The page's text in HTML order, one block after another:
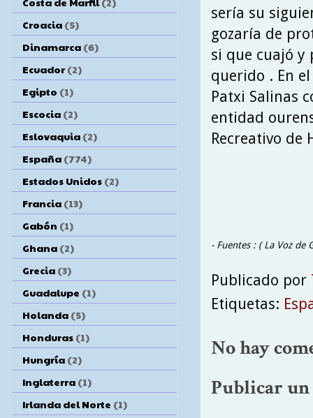
sería su
gozaría de
si que cuajó
querido . En
Patxi Salinas
entidad
Recreativo de
- Fuentes : ( La Voz
Publicado por
Etiquetas:
No hay
Publicar
Croacia (5)
Dinamarca (6)
Ecuador (2)
Egipto (1)
Escocia (2)
Eslovaquia (2)
España (774)
Estados Unidos (2)
Francia (13)
Gabón (1)
Ghana (2)
Grecia (3)
Guadalupe (1)
Holanda (5)
Honduras (1)
Hungría (2)
Inglaterra (1)
Irlanda del Norte (1)